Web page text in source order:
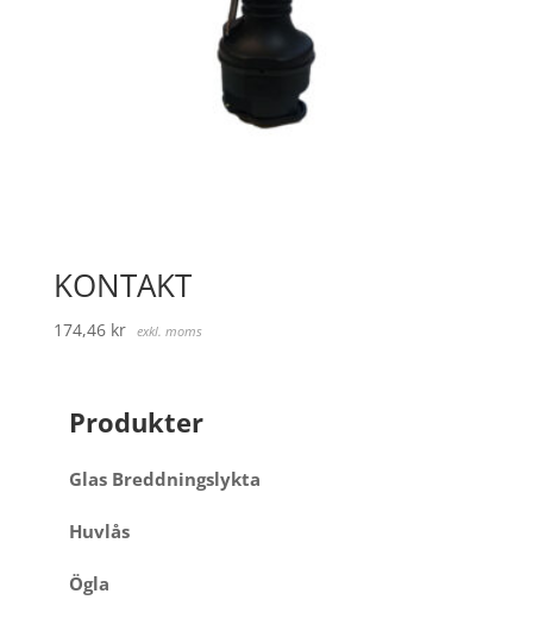
KONTAKT
174,46 kr exkl. moms
Produkter
Glas Breddningslykta
Huvlås
Ögla